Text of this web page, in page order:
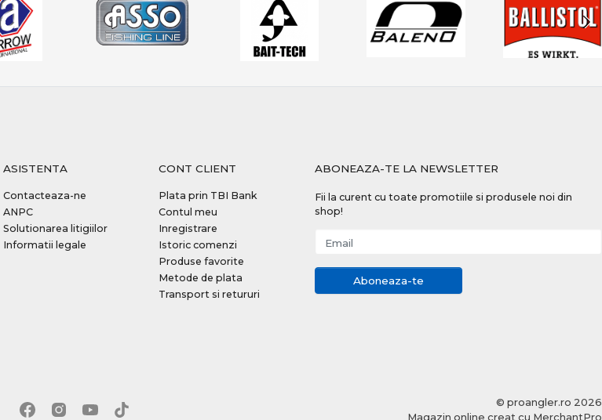
ASISTENTA
Contacteaza-ne
ANPC
Solutionarea litigiilor
Informatii legale
CONT CLIENT
Plata prin TBI Bank
Contul meu
Inregistrare
Istoric comenzi
Produse favorite
Metode de plata
Transport si retururi
ABONEAZA-TE LA NEWSLETTER
Fii la curent cu toate promotiile si produsele noi din
shop!
Email
Aboneaza-te
© proangler.ro 2026
Magazin online creat cu MerchantPro